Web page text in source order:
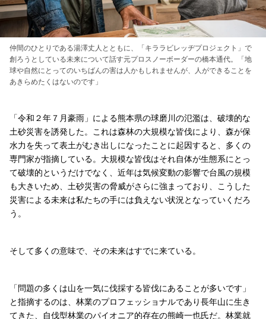
仲間のひとりである湯澤丈人とともに、「キララビレッヂプロジェクト」で
創ろうとしている未来について話す元プロスノーボーダーの橋本通代。「地
球や自然にとってのいちばんの害は人かもしれませんが、人ができることを
あきらめたくはないのです」
「令和２年７月豪雨」による熊本県の球磨川の氾濫は、破壊的な
土砂災害を誘発した。これは森林の大規模な皆伐により、森が保
水力を失って表土がむき出しになったことに起因すると、多くの
専門家が指摘している。大規模な皆伐はそれ自体が生態系にとっ
て破壊的というだけでなく、近年は気候変動の影響で台風の規模
も大きいため、土砂災害の脅威がさらに強まっており、こうした
災害による未来は私たちの手には負えない状況となっていくだろ
う。
そして多くの意味で、その未来はすでに来ている。
「問題の多くは山を一気に伐採する皆伐にあることが多いです」
と指摘するのは、林業のプロフェッショナルであり長年山に生き
てきた、自伐型林業のパイオニア的存在の熊崎一也氏だ。林業就